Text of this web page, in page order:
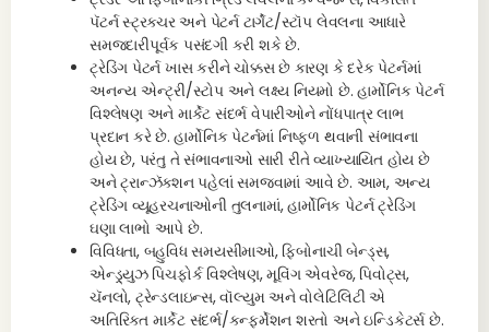
પૅટર્ન સ્ટ્રક્ચર અને પેટર્ન ટાર્ગેટ/સ્ટૉપ લેવલના આધારે
સમજદારીપૂર્વક પસંદગી કરી શકે છે.
ટ્રેડિંગ પેટર્ન ખાસ કરીને ચોક્કસ છે કારણ કે દરેક પેટર્નમાં
અનન્ય એન્ટ્રી/સ્ટોપ અને લક્ષ્ય નિયમો છે. હાર્મોનિક પેટર્ન
વિશ્લેષણ અને માર્કેટ સંદર્ભ વેપારીઓને નોંધપાત્ર લાભ
પ્રદાન કરે છે. હાર્મોનિક પેટર્નમાં નિષ્ફળ થવાની સંભાવના
હોય છે, પરંતુ તે સંભાવનાઓ સારી રીતે વ્યાખ્યાયિત હોય છે
અને ટ્રાન્ઝૅક્શન પહેલાં સમજવામાં આવે છે. આમ, અન્ય
ટ્રેડિંગ વ્યૂહરચનાઓની તુલનામાં, હાર્મોનિક પેટર્ન ટ્રેડિંગ
ઘણા લાભો આપે છે.
વિવિધતા, બહુવિધ સમયસીમાઓ, ફિબોનાચી બેન્ડ્સ,
એન્ડ્ર્યુઝ પિચફોર્ક વિશ્લેષણ, મૂવિંગ એવરેજ, પિવોટ્સ,
ચૅનલો, ટ્રેન્ડલાઇન્સ, વૉલ્યુમ અને વોલેટિલિટી એ
અતિરિક્ત માર્કેટ સંદર્ભ/કન્ફર્મેશન શરતો અને ઇન્ડિકેટર્સ છે.